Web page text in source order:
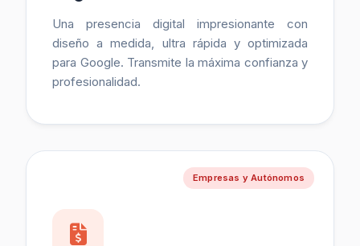
Una presencia digital impresionante con
diseño a medida, ultra rápida y optimizada
para Google. Transmite la máxima confianza y
profesionalidad.
Empresas y Autónomos